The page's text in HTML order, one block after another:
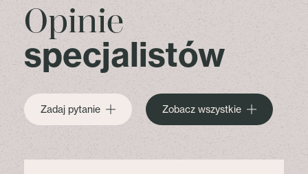
Opinie
specjalistów
Zadaj pytanie Zobacz wszystkie